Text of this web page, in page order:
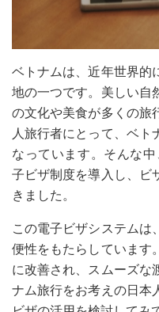
ベトナムは、近年世界的
地の一つです。美しい自
の文化や美食が多くの旅
人旅行者にとって、ベト
なっています。そんな
子ビザ制度を導入し、ビ
きました。
この電子ビザシステムは
便性をもたらしています
に改善され、スムーズな
ナム旅行をお考えの日本